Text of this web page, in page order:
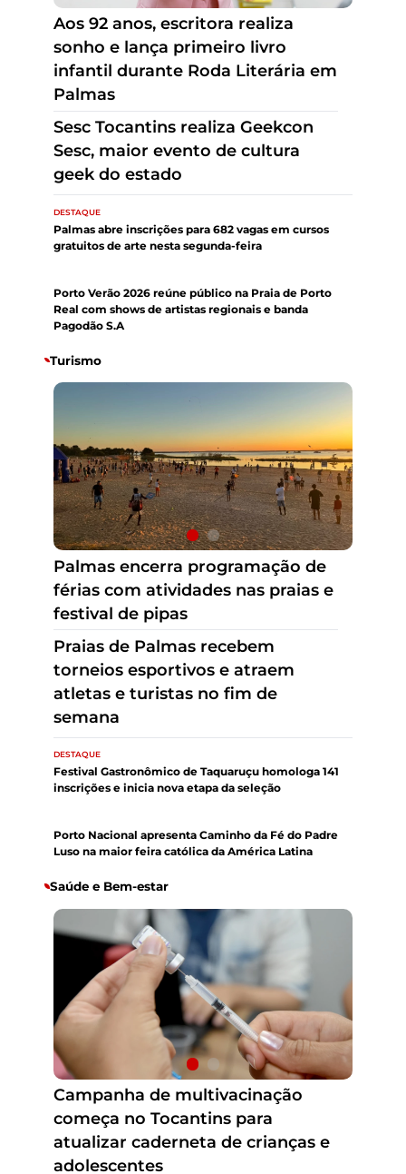
Sesc Tocantins realiza Geekcon
Sesc, maior evento de cultura
geek do estado
Aos 92 anos, escritora realiza
sonho e lança primeiro livro
infantil durante Roda Literária em
Palmas
DESTAQUE
Palmas abre inscrições para 682 vagas em cursos
gratuitos de arte nesta segunda-feira
Porto Verão 2026 reúne público na Praia de Porto
Real com shows de artistas regionais e banda
Pagodão S.A
Turismo
Praias de Palmas recebem
torneios esportivos e atraem
atletas e turistas no fim de
semana
Palmas encerra programação de
férias com atividades nas praias e
festival de pipas
DESTAQUE
Festival Gastronômico de Taquaruçu homologa 141
inscrições e inicia nova etapa da seleção
Porto Nacional apresenta Caminho da Fé do Padre
Luso na maior feira católica da América Latina
Saúde e Bem-estar
Palmas recebe campanha
nacional com serviços gratuitos
para prevenção e controle da
asma neste domingo,9